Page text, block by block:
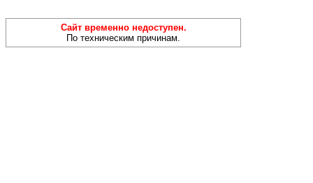
Сайт временно недоступен.
По техническим причинам.